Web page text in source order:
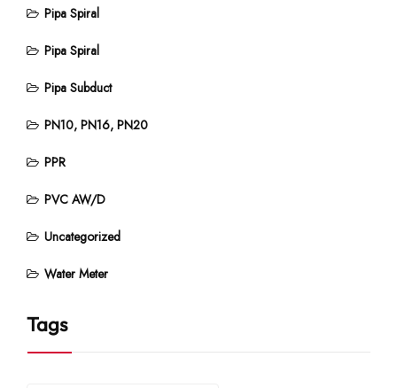
Pipa Spiral
Pipa Spiral
Pipa Subduct
PN10, PN16, PN20
PPR
PVC AW/D
Uncategorized
Water Meter
Tags